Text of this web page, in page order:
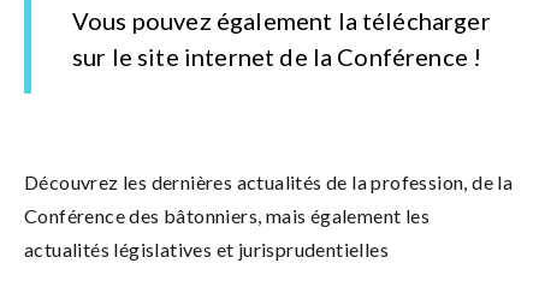
Vous pouvez également la télécharger
sur le site internet de la Conférence !
Découvrez les dernières actualités de la profession, de la
Conférence des bâtonniers, mais également les
actualités législatives et jurisprudentielles